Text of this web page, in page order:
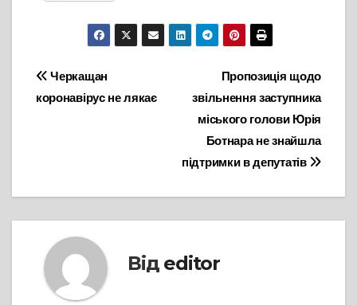
Навігація
записів
Пропозиція щодо
звільнення заступника
міського голови Юрія
Ботнара не знайшла
підтримки в депутатів
Черкащан
коронавірус не лякає
Від editor